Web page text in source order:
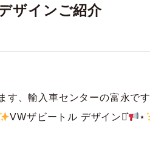
ザインご紹介
す、輸入車センターの富永です
VWザビートル デザイン⋆͛
⋆